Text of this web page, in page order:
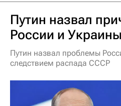
Путин назвал
России и Украины
Путин назвал проблемы
следствием распада СССР